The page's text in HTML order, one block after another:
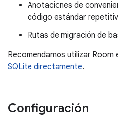
Anotaciones de
código estándar
Rutas de migración de
Recomendamos utilizar Room
SQLite directamente.
Configuración